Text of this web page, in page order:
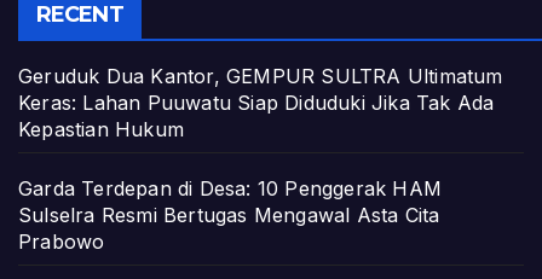
RECENT
Geruduk Dua Kantor, GEMPUR SULTRA Ultimatum
Keras: Lahan Puuwatu Siap Diduduki Jika Tak Ada
Kepastian Hukum
Garda Terdepan di Desa: 10 Penggerak HAM
Sulselra Resmi Bertugas Mengawal Asta Cita
Prabowo